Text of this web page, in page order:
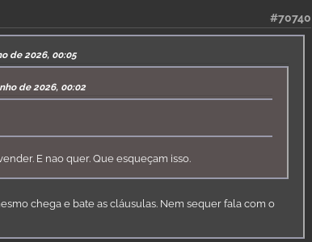
#70740
de 2026, 00:05
de 2026, 00:02
E nao quer. Que esqueçam isso.
chega e bate as cláusulas. Nem sequer fala com o